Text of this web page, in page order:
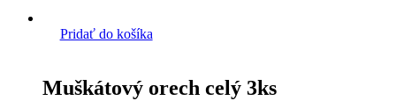
Pridať do košíka
Muškátový orech celý 3ks